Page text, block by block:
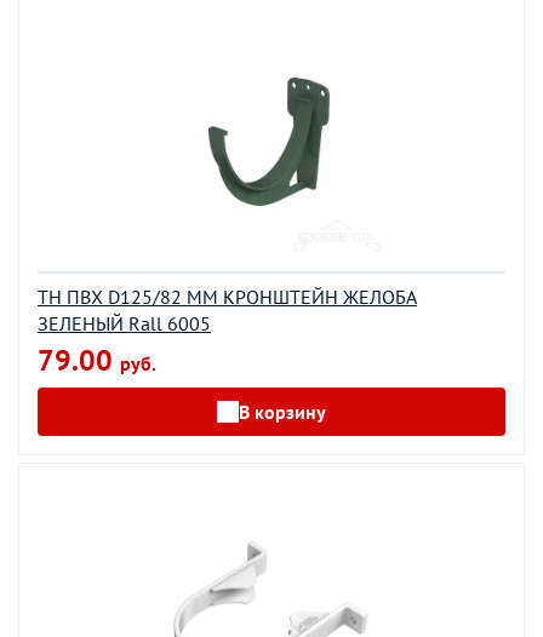
ТН ПВХ D125/82 ММ КРОНШТЕЙН ЖЕЛОБА
ЗЕЛЕНЫЙ Rall 6005
79.00 руб.
В корзину